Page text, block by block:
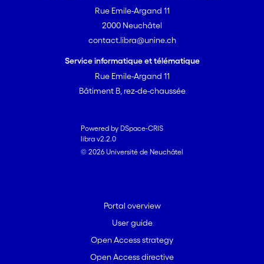
Rue Emile-Argand 11
2000 Neuchâtel
contact.libra@unine.ch
Service informatique et télématique
Rue Emile-Argand 11
Bâtiment B, rez-de-chaussée
Powered by DSpace-CRIS
libra v2.2.0
© 2026 Université de Neuchâtel
Portal overview
User guide
Open Access strategy
Open Access directive